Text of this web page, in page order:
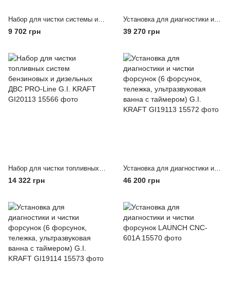
Набор для чистки системы инжектора G.I. KRAFT GI20111
9 702 грн
Установка для диагностики и чистки форсунок (6 форсунок, тележка, ультразвуковая ванна) G.I. KRAFT GI19112
39 270 грн
Набор для чистки топливных систем бензиновых и дизельных ДВС PRO-Line G.I. KRAFT GI20113
14 322 грн
Установка для диагностики и чистки форсунок (6 форсунок, тележка, ультразвуковая ванна с таймером) G.I. KRAFT GI19113
46 200 грн